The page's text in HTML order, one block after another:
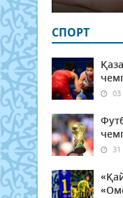
СПОРТ
03
31